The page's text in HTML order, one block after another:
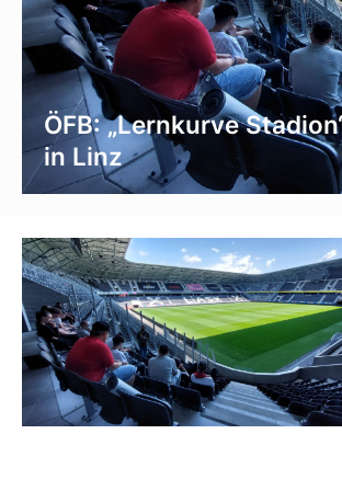
ÖFB: „Lernkurve
in Linz